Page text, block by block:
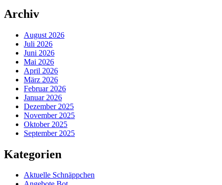
Archiv
August 2026
Juli 2026
Juni 2026
Mai 2026
April 2026
März 2026
Februar 2026
Januar 2026
Dezember 2025
November 2025
Oktober 2025
September 2025
Kategorien
Aktuelle Schnäppchen